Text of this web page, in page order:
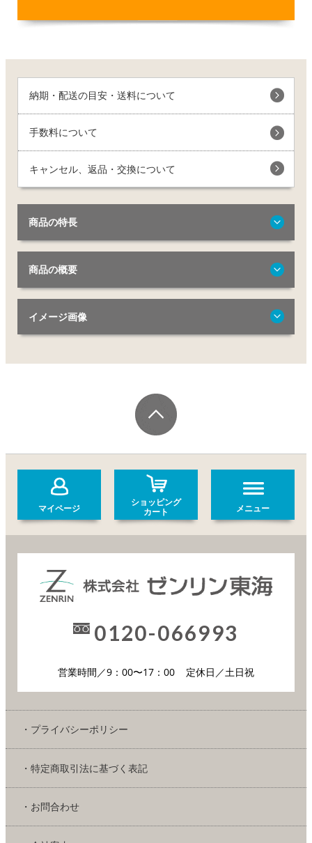
納期・配送の目安・送料について
手数料について
キャンセル、返品・交換について
商品の特長
商品の概要
イメージ画像
マイページ
ショッピング
カート
メニュー
0120-066993
営業時間／9：00〜17：00 定休日／土日祝
・プライバシーポリシー
・特定商取引法に基づく表記
・お問合わせ